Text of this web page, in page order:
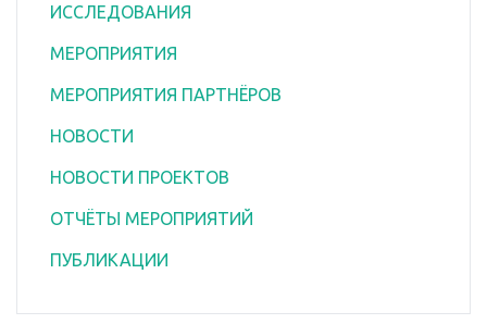
ИССЛЕДОВАНИЯ
МЕРОПРИЯТИЯ
МЕРОПРИЯТИЯ ПАРТНЁРОВ
НОВОСТИ
НОВОСТИ ПРОЕКТОВ
ОТЧЁТЫ МЕРОПРИЯТИЙ
ПУБЛИКАЦИИ